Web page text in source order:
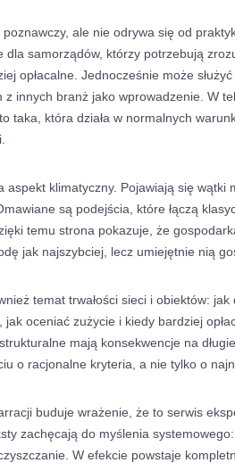
ale nie odrywa się od
dla samorządów, którzy potrzebują
opłacalne. Jednocześnie może
z innych branż jako wprowadzenie. W
taka, która działa w normalnych
aspekt klimatyczny. Pojawiają się wątki
są podejścia, które łączą
temu strona pokazuje, że
jak najszybciej, lecz umiejętnie nią
temat trwałości sieci i obiektów:
jak oceniać zużycie i kiedy bardziej
mają konsekwencje na
o racjonalne kryteria, a nie tylko o
buduje wrażenie, że to serwis
zachęcają do myślenia
W efekcie powstaje